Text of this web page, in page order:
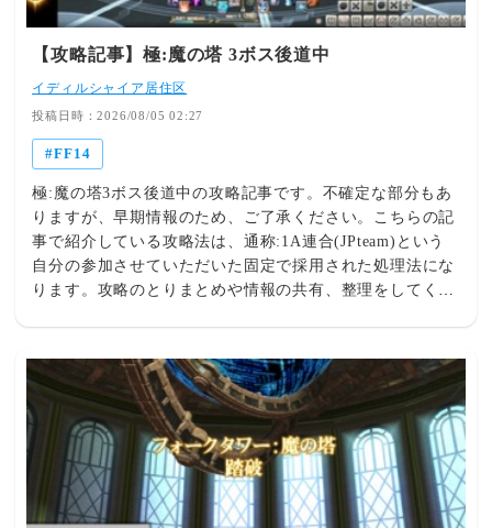
さか>>699さんもスイッチじゃないだろうな 764： とある
ID:lSHTqfyV0 (2/2回レス) [] [-] ▽修正アプデだとよw何
で毎回うちらがテスターなんだ945：Anonymous 警備員
[Lv.9]：2026/08/05(水) 00:48:13.02
面の暗転が明けるまでに時間を要する場合がある現象につ
(8/5)https://jp.finalfantasyxiv.com/lodestone/news/detail/3ca
86567856a11e1a1e863d258597ad78ffc1e5dNintendo
Switch™ 2 版において、コンテンツ内でデータロードが発
生した際の画面暗転時に、通常よりも時間を要する場合が
あることを確認しております。調査の結果、周囲に多数の
キャラクターがいる状況からコンテンツに突入した際に、
ロードに通常よりも時間を要していることを確認しており
ます。本現象が発生した場合は、以下のケースで顕著に時
間を要している状況です。・コンテンツ内での、バトルフ
ェーズの切り替えや別のマップに転送された際の画面暗転
時・コンテンツ内での、戦闘不能後の蘇生時の画面暗転
時・コンテンツ内での、デジョンや転送網を使用した際の
画面暗転時本現象につきましては、安全に描画するための
【攻略記事】極:魔の塔 3ボス後道中
イディルシャイア居住区
投稿日時：2026/08/05 02:27
FF14
極:魔の塔3ボス後道中の攻略記事です。不確定な部分もあ
りますが、早期情報のため、ご了承ください。こちらの記
事で紹介している攻略法は、通称:1A連合(JPteam)という
自分の参加させていただいた固定で採用された処理法にな
ります。攻略のとりまとめや情報の共有、整理をしてくだ